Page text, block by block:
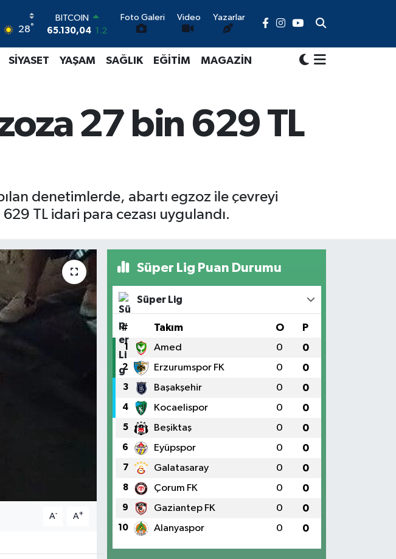
28°
DOLAR
47,7106 0.17
EURO
GRAM ALTIN
6648.99
2.59
BİST100
Foto Galeri Video Yazarlar
SİYASET YAŞAM SAĞLIK EĞİTİM MAGAZİN
27 bin 629 TL
denetimlerde, abartı egzoz ile çevreyi
TL idari para cezası uygulandı.
A- A+
Süper Lig Puan Durumu
Süper Lig
# Takım O P
1 Amed 0 0
2 Erzurumspor FK 0 0
3 Başakşehir 0 0
4 Kocaelispor 0 0
5 Beşiktaş 0 0
6 Eyüpspor 0 0
7 Galatasaray 0 0
8 Çorum FK 0 0
9 Gaziantep FK 0 0
10 Alanyaspor 0 0